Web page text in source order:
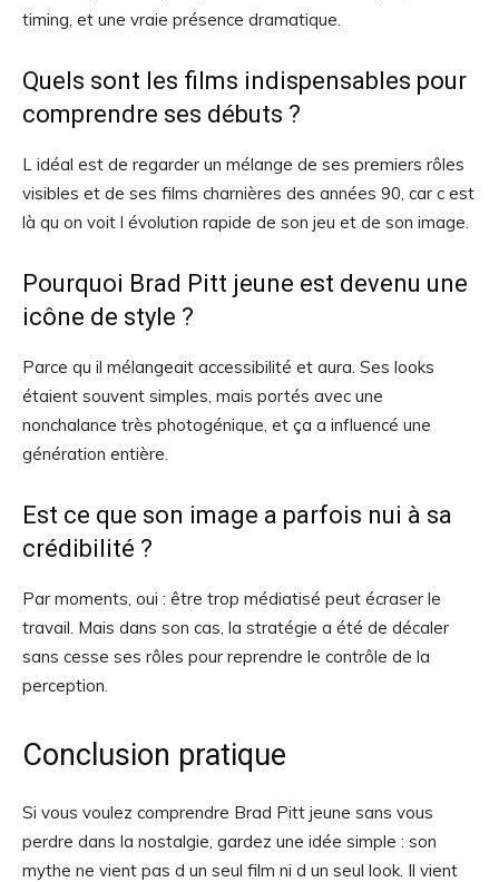
timing, et une vraie présence dramatique.
Quels sont les films indispensables pour
comprendre ses débuts ?
L idéal est de regarder un mélange de ses premiers rôles
visibles et de ses films charnières des années 90, car c est
là qu on voit l évolution rapide de son jeu et de son image.
Pourquoi Brad Pitt jeune est devenu une
icône de style ?
Parce qu il mélangeait accessibilité et aura. Ses looks
étaient souvent simples, mais portés avec une
nonchalance très photogénique, et ça a influencé une
génération entière.
Est ce que son image a parfois nui à sa
crédibilité ?
Par moments, oui : être trop médiatisé peut écraser le
travail. Mais dans son cas, la stratégie a été de décaler
sans cesse ses rôles pour reprendre le contrôle de la
perception.
Conclusion pratique
Si vous voulez comprendre Brad Pitt jeune sans vous
perdre dans la nostalgie, gardez une idée simple : son
mythe ne vient pas d un seul film ni d un seul look. Il vient